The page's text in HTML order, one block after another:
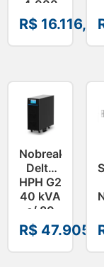
4.000
Lúmens
V11HA75020
R$
Nobreak
Delta
HPH G2
40 kVA
c/ 80
Baterias
R$